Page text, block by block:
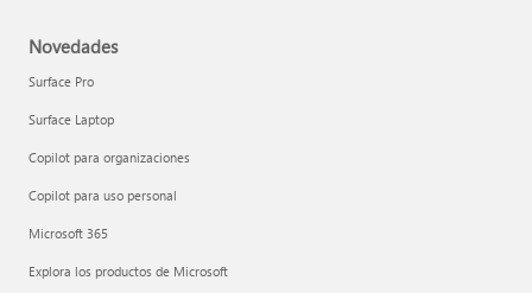
Novedades
Surface Pro
Surface Laptop
Copilot para organizaciones
Copilot para uso personal
Microsoft 365
Explora los productos de Microsoft